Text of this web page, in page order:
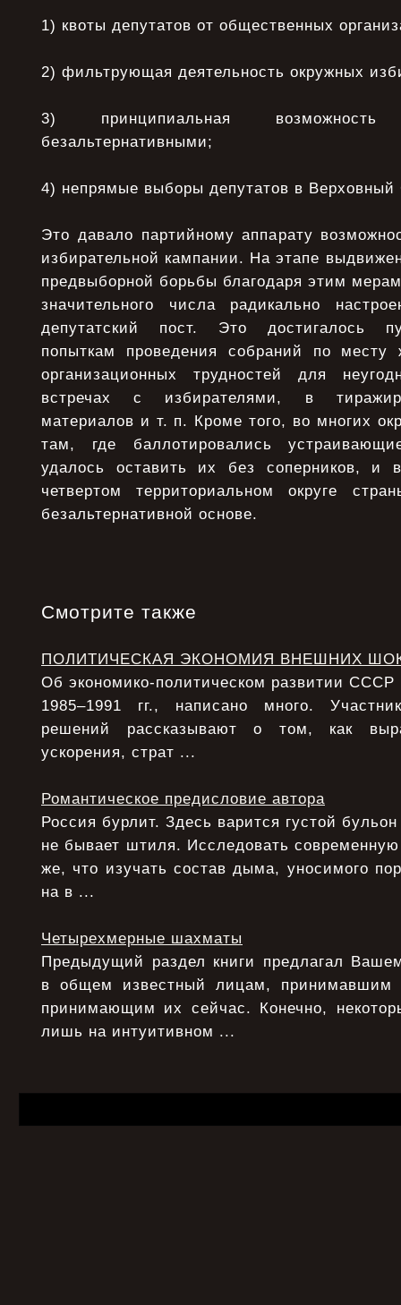
1) квоты депутатов от общественных
2) фильтрующая деятельность окружных
3) принципиальная
безальтернативными;
4) непрямые выборы депутатов в Верховный
Это давало партийному аппарату
избирательной кампании. На этапе
предвыборной борьбы благодаря этим
значительного числа радикально
депутатский пост. Это достигалось
попыткам проведения собраний по месту
организационных трудностей для
встречах с избирателями, в
материалов и т. п. Кроме того, во многих
там, где баллотировались
удалось оставить их без соперников, и
четвертом территориальном округе
безальтернативной основе.
Смотрите также
ПОЛИТИЧЕСКАЯ ЭКОНОМИЯ ВНЕШНИХ
Об экономико-политическом развитии СССР
1985–1991 гг., написано много.
решений рассказывают о том, как
ускорения, страт ...
Романтическое предисловие автора
Россия бурлит. Здесь варится густой
не бывает штиля. Исследовать
же, что изучать состав дыма, уносимого
на в ...
Четырехмерные шахматы
Предыдущий раздел книги предлагал
в общем известный лицам,
принимающим их сейчас. Конечно,
лишь на интуитивном ...